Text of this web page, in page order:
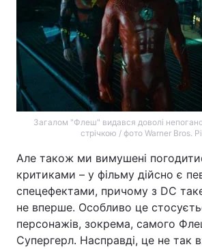
Загалом "Флеш" видався доволі
стрічкою / фото Warner Bros.
Але також ми вимушені
критиками – у фільму дійсно є
спецефектами, причому з DC
не вперше. Особливо це
персонажів, зокрема, самого
Супергерл. Насправді, це не так